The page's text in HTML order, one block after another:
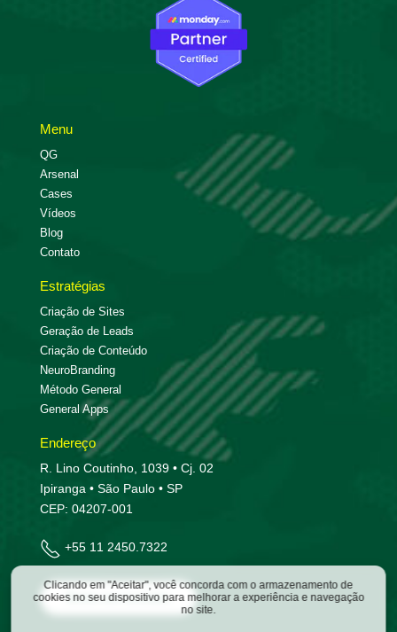
Clicando em "Aceitar", você concorda com o armazenamento de
cookies no seu dispositivo para melhorar a experiência e navegação
no site.
Menu
QG
Arsenal
Cases
Vídeos
Blog
Contato
Estratégias
Criação de Sites
Geração de Leads
Criação de Conteúdo
NeuroBranding
Método General
General Apps
Endereço
R. Lino Coutinho, 1039 • Cj. 02
Ipiranga • São Paulo • SP
CEP: 04207-001
+55 11 2450.7322
Entre em contato